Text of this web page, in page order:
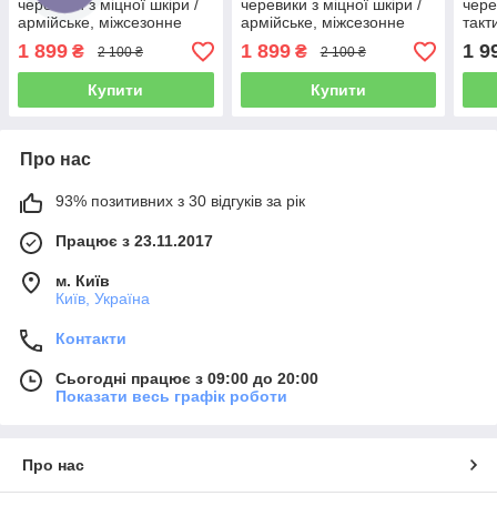
черевики з міцної шкіри /
армійське, міжсезонне
взуття демі SQUAD Gen.3
(coyote OP)
1 899 ₴ 2 100 ₴
Купити
черевики з міцної шкіри /
армійське, міжсезонне
взуття демі SQUAD Gen.3
(ranger green)
1 899₴ 2 100 ₴
Купити
1
Про нас
93% позитивних з 30 відгуків за рік
Працює з 23.11.2017
м. Київ
Київ, Україна
Контакти
Сьогодні працює з 09:00 до 20:00
Показати весь графік роботи
Про нас